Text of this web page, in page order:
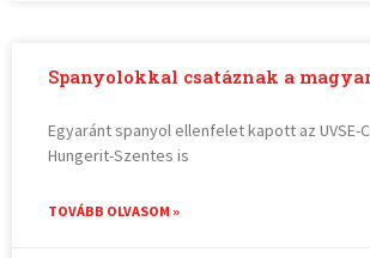
Spanyolokkal csatáznak a
Egyaránt spanyol ellenfelet kapott az UVSE-
Hungerit-Szentes is
TOVÁBB OLVASOM »